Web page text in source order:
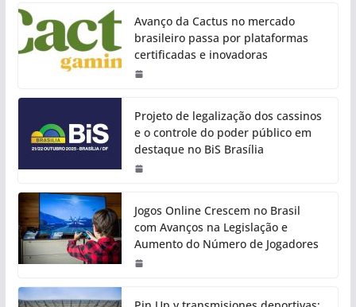
Avanço da Cactus no mercado
brasileiro passa por plataformas
certificadas e inovadoras
Projeto de legalização dos cassinos
e o controle do poder público em
destaque no BiS Brasília
Jogos Online Crescem no Brasil
com Avanços na Legislação e
Aumento do Número de Jogadores